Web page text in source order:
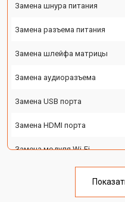
Замена шнура питания
Замена разъема питания
Замена шлейфа матрицы
Замена аудиоразъема
Замена USB порта
Замена HDMI порта
Замена модуля Wi-Fi
Ремонт блока управления